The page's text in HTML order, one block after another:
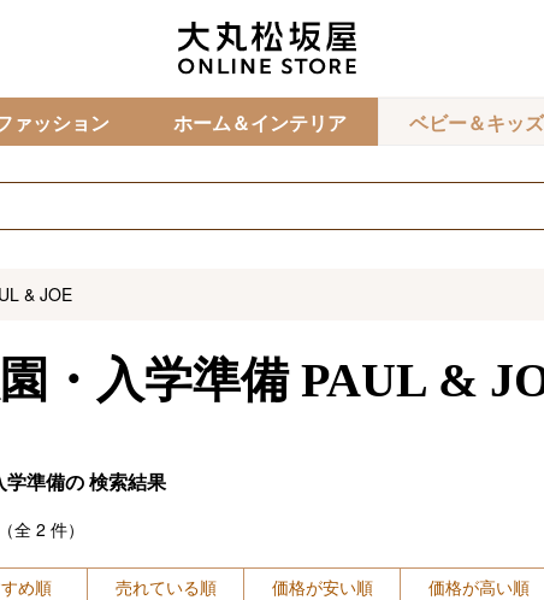
カ
ァッション ホーム＆インテリア ベビー＆キッズ
& JOE
・入学準備 PAUL &
学準備の検索結果
全 2 件）
め順 売れている順 価格が安い順 価格が高い順